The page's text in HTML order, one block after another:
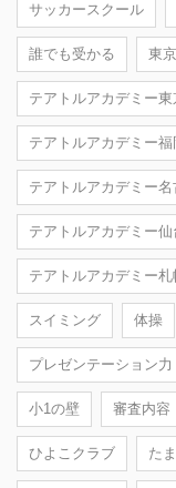
サッカースクール
誰でも受かる 東京
テアトルアカデミー東
テアトルアカデミー福
テアトルアカデミー名
テアトルアカデミー仙
テアトルアカデミー札
スイミング 体操
プレゼンテーション力
小1の壁 審査内容
ひよこクラブ た